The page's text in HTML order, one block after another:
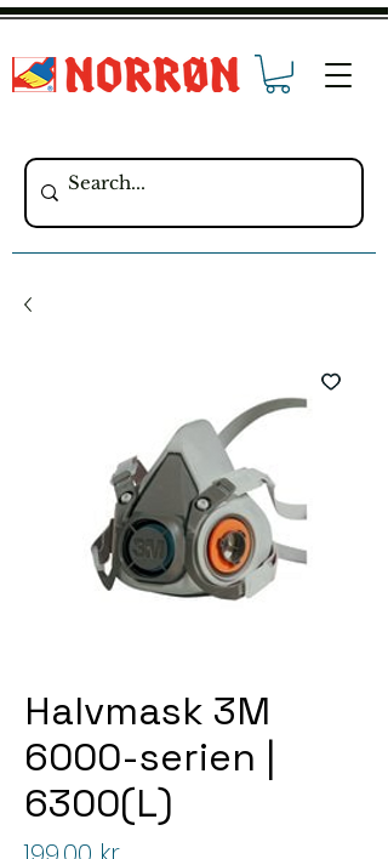
Halvmask 3M
6000-serien |
6300(L)